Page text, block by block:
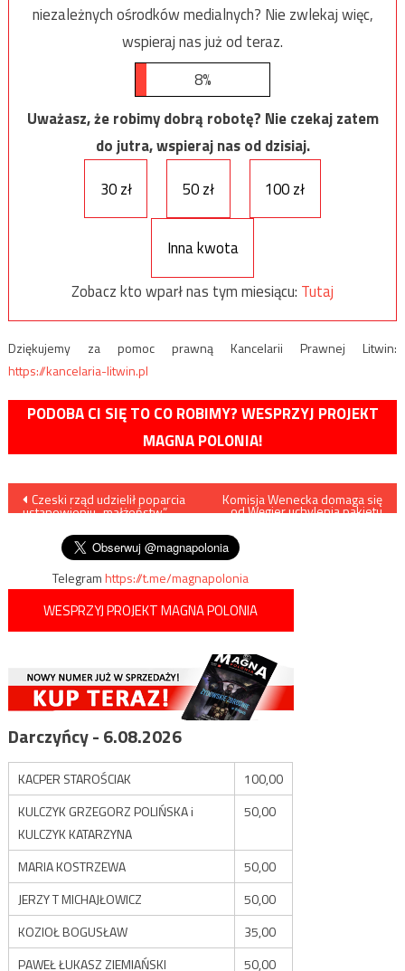
niezależnych ośrodków medialnych? Nie zwlekaj więc,
wspieraj nas już od teraz.
8%
Uważasz, że robimy dobrą robotę? Nie czekaj zatem
do jutra, wspieraj nas od dzisiaj.
30 zł
50 zł 100 zł
Inna kwota
Zobacz kto wparł nas tym miesiącu: Tutaj
Dziękujemy za pomoc prawną Kancelarii Prawnej Litwin:
https://kancelaria-litwin.pl
PODOBA CI SIĘ TO CO ROBIMY? WESPRZYJ PROJEKT
MAGNA POLONIA!
Nawigacja
wpisu
Czeski rząd udzielił poparcia
ustanowieniu „małżeństw”
Komisja Wenecka domaga się
od Węgier uchylenia pakietu
Telegramhttps://t.me/magnapolonia
WESPRZYJ PROJEKT MAGNA POLONIA
Darczyńcy - 6.08.2026
KACPER STAROŚCIAK
100,00
KULCZYK GRZEGORZ POLIŃSKA i
KULCZYK KATARZYNA
50,00
MARIA KOSTRZEWA
50,00
JERZY T MICHAJŁOWICZ
50,00
KOZIOŁ BOGUSŁAW
35,00
PAWEŁ ŁUKASZ ZIEMIAŃSKI
50,00